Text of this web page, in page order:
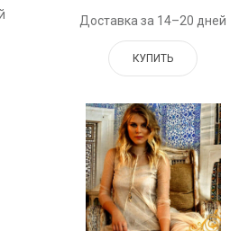
Доставка за 14–20 дней
КУПИТЬ